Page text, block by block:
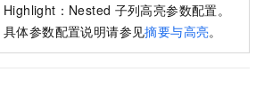
Highlight：Nested 子列高亮参数配置。
具体参数配置说明请参见摘要与高亮。